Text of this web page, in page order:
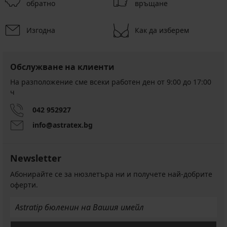
обратно връщане
Изгодна Как да изберем
Обслужване на клиенти
На разположение сме всеки работен ден от 9:00 до 17:00
ч
042 952927
info@astratex.bg
Newsletter
Абонирайте се за нюзлетъра ни и получете най-добрите
оферти.